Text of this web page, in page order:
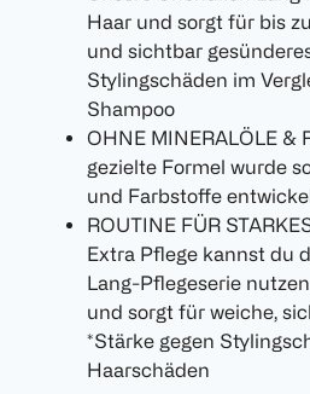
Haar und sorgt für bis
und sichtbar
Stylingschäden im
Shampoo
OHNE MINERALÖLE &
gezielte Formel wurde
und Farbstoffe
ROUTINE FÜR
Extra Pflege kannst du
Lang-Pflegeserie
und sorgt für weiche,
*Stärke gegen
Haarschäden